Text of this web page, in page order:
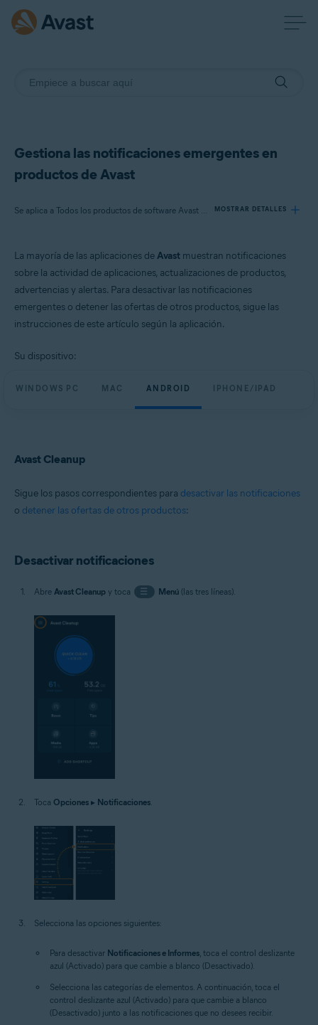
Gestiona las notificaciones emergentes en
productos de Avast
Se aplica a Todos los productos de software Avast para consumidores MOSTRAR DETALLES
Productos:
Sistemas operativos:
La mayoría de las aplicaciones deAvast muestran notificaciones
sobre la actividad de aplicaciones, actualizaciones de productos,
advertencias y alertas. Para desactivar las notificaciones
emergentes o detener las ofertas de otros productos, sigue las
instrucciones de este artículo según la aplicación.
Su dispositivo:
WINDOWS PC MAC ANDROID IPHONE/IPAD
Avast Cleanup
Sigue los pasos correspondientes para desactivar las notificaciones
o detener las ofertas de otros productos:
Desactivar notificaciones
Abre Avast Cleanup y toca ☰ Menú(las tres líneas).
Toca Opciones ▸ Notificaciones
Selecciona las opciones siguientes:
Para desactivar Notificaciones e Informes , toca el control deslizante
azul (Activado) para que cambie a blanco (Desactivado).
Selecciona las categorías de elementos. A continuación, toca el
control deslizante azul (Activado) para que cambie a blanco
(Desactivado) junto a las notificaciones que no desees recibir.